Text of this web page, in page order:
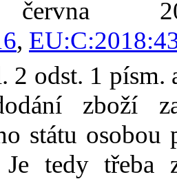
,
2 odst. 1 písm.
zboží
státu
Je tedy třeba